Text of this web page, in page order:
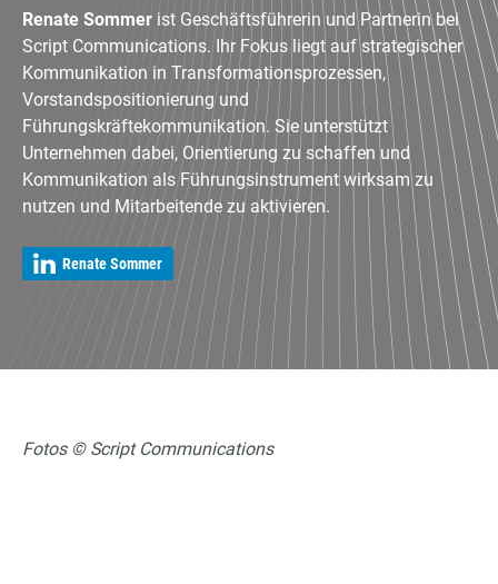
Renate Sommer ist Geschäftsführerin und Partnerin bei
Script Communications. Ihr Fokus liegt auf strategischer
Kommunikation in Transformationsprozessen,
Vorstandspositionierung und
Führungskräftekommunikation. Sie unterstützt
Unternehmen dabei, Orientierung zu schaffen und
Kommunikation als Führungsinstrument wirksam zu
nutzen und Mitarbeitende zu aktivieren.
Renate Sommer
Fotos © Script Communications